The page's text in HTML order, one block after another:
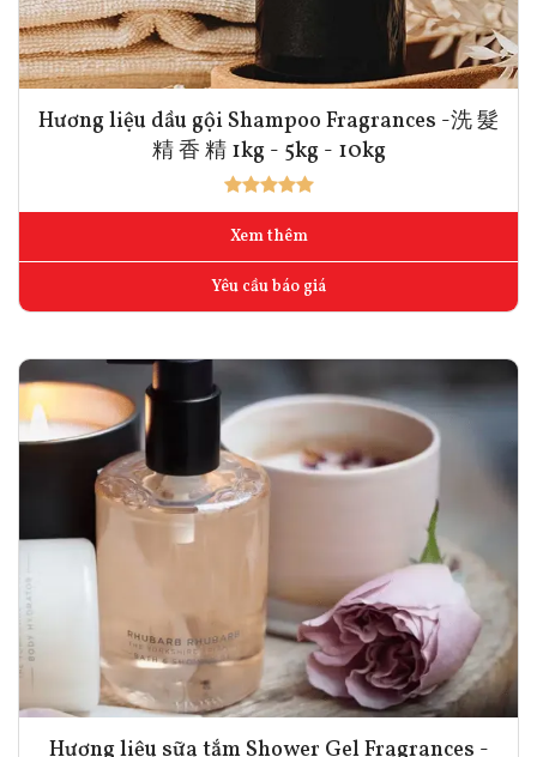
Hương liệu dầu gội Shampoo Fragrances -洗 髮
精 香 精 1kg - 5kg - 10kg
Xem thêm
Yêu cầu báo giá
Hương liệu sữa tắm Shower Gel Fragrances -